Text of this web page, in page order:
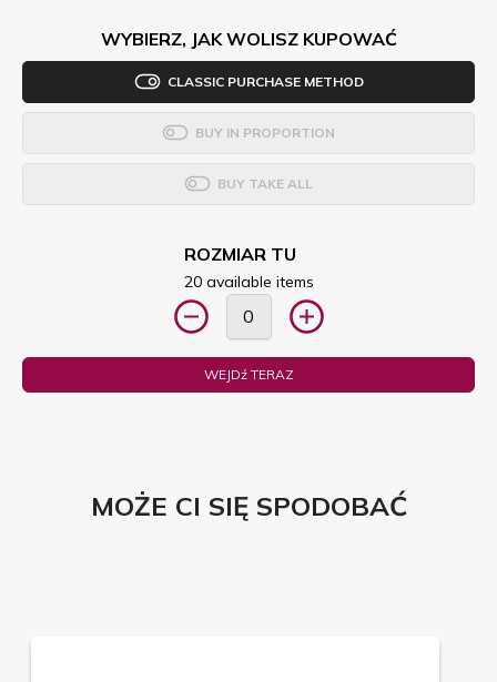
WYBIERZ, JAK WOLISZ KUPOWAĆ
CLASSIC PURCHASE METHOD
BUY IN PROPORTION
BUY TAKE ALL
ROZMIAR TU
20 available items
WEJDź TERAZ
MOŻE CI SIĘ SPODOBAĆ